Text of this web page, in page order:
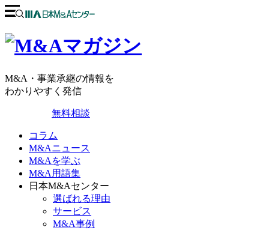
M&A・事業承継の情報を
わかりやすく発信
無料相談
コラム
M&Aニュース
M&Aを学ぶ
M&A用語集
日本M&Aセンター
選ばれる理由
サービス
M&A事例